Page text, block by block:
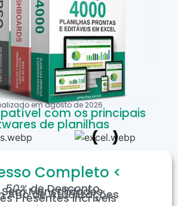
emagostode 2026
com os principais
de planilhas
Completo <
50%de Desconto
Mensalidades
Ano de Atualizações
Presentes Incríveis